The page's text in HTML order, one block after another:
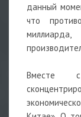
данный
что
Вместе